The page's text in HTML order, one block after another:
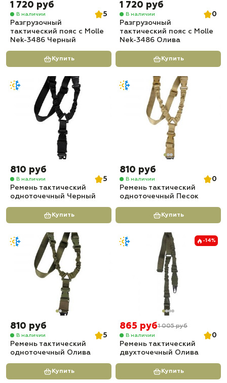
1 720 руб
В наличии
5
Разгрузочный
тактический пояс c Molle
Nek-3486 Черный
Купить
1 720 руб
В наличии
0
Разгрузочный
тактический пояс c Molle
Nek-3486 Олива
Купить
810 руб
В наличии
5
Ремень тактический
одноточечный Черный
Купить
810 руб
В наличии
0
Ремень тактический
одноточечный Песок
Купить
810 руб
В наличии
5
Ремень тактический
одноточечный Олива
Купить
-14%
865 руб1 005 руб
В наличии
0
Ремень тактический
двухточечный Олива
Купить